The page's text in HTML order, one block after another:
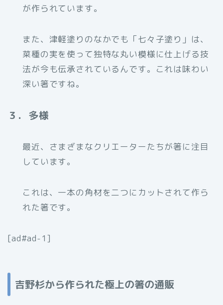
が作られています。
また、津軽塗りのなかでも「七々子塗り」は、
菜種の実を使って独特な丸い模様に仕上げる技
法が今も伝承されているんです。これは味わい
深い箸ですね。
３．多様
最近、さまざまなクリエーターたちが箸に注目
しています。
これは、一本の角材を二つにカットされて作ら
れた箸です。
[ad#ad-1]
吉野杉から作られた極上の箸の通販